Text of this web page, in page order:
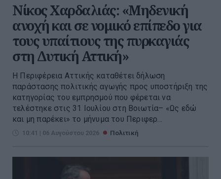
Νίκος Χαρδαλιάς: «Μηδενική
ανοχή και σε νομικό επίπεδο για
τους υπαίτιους της πυρκαγιάς
στη Δυτική Αττική»
Η Περιφέρεια Αττικής καταθέτει δήλωση
παράστασης πολιτικής αγωγής προς υποστήριξη της
κατηγορίας του εμπρησμού που φέρεται να
τελέστηκε στις 31 Ιουλίου στη Βοιωτία– «Ως εδώ
και μη παρέκει» το μήνυμα του Περιφερ...
10:41 | 06 Αυγούστου 2026 Πολιτική